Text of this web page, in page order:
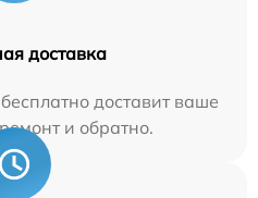
доставка
доставит ваше
и обратно.